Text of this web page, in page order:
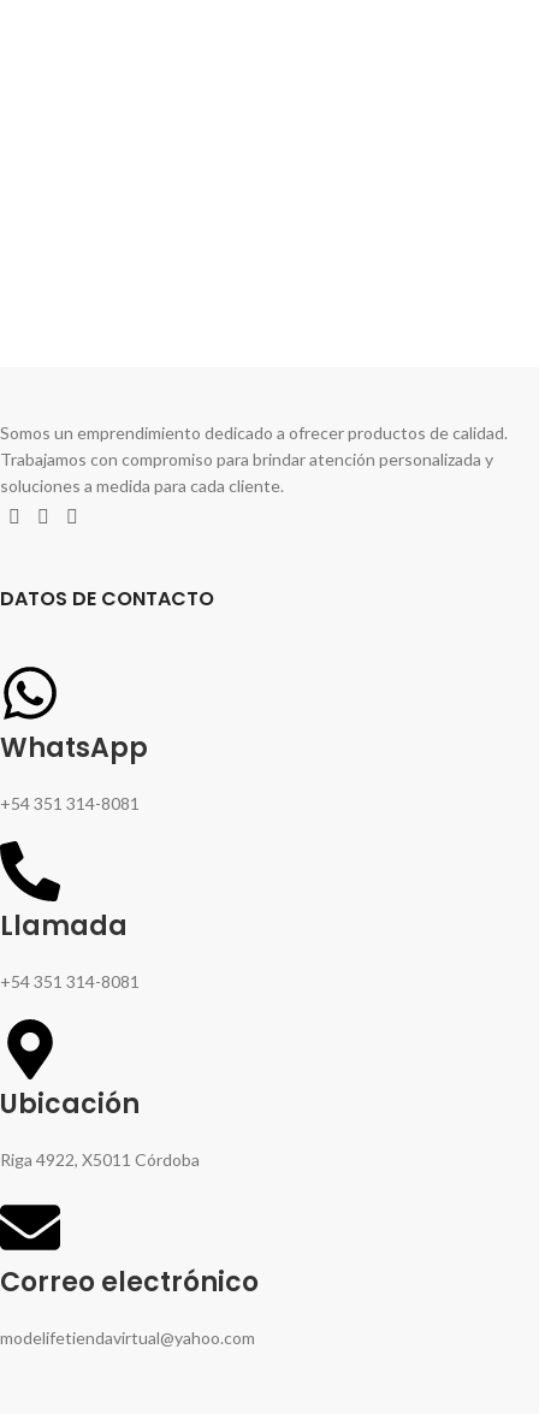
Somos un emprendimiento dedicado a ofrecer productos de calidad.
Trabajamos con compromiso para brindar atención personalizada y
soluciones a medida para cada cliente.
DATOS DE CONTACTO
WhatsApp
+54 351 314-8081
Llamada
+54 351 314-8081
Ubicación
Riga 4922, X5011 Córdoba
Correo electrónico
modelifetiendavirtual@yahoo.com